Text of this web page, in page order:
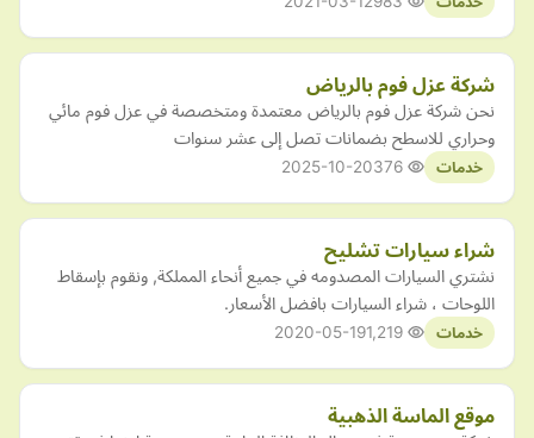
شركة عزل فوم بالرياض
نحن شركة عزل فوم بالرياض معتمدة ومتخصصة في عزل فوم مائي
وحراري للاسطح بضمانات تصل إلى عشر سنوات
خدمات 2025-10-20
شراء سيارات تشليح
نشتري السيارات المصدومه في جميع أنحاء المملكة, ونقوم بإسقاط
اللوحات ، شراء السيارات بافضل الأسعار.
خدمات 2020-05-19
موقع الماسة الذهبية